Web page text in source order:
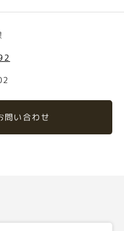
問い合わせ